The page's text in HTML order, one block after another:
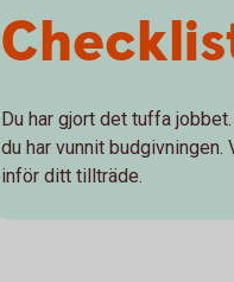
Du har gjort det tuffa
du har vunnit
inför ditt tillträde.